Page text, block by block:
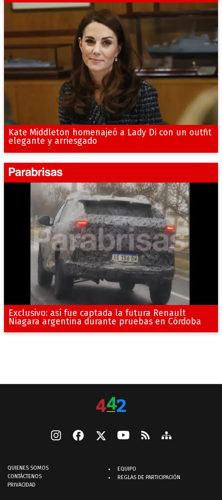
Kate Middleton homenajeó a Lady Di con un outfit
elegante y arriesgado
Exclusivo: así fue captada la futura Renault
Niagara argentina durante pruebas en Córdoba
QUIENES SOMOS
CONTÁCTENOS
PRIVACIDAD
EQUIPO
REGLAS DE PARTICIPACIÓN